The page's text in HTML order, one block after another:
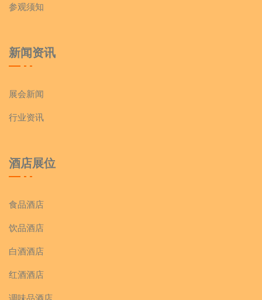
参观须知
新闻资讯
展会新闻
行业资讯
酒店展位
食品酒店
饮品酒店
白酒酒店
红酒酒店
调味品酒店